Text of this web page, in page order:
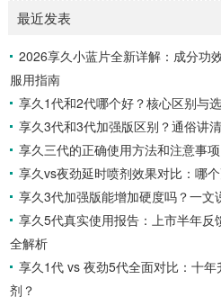
于提高性表现，并增加
足你的生理需求。女性快
最近发表
2026享久小蓝片全新详解：成分功
服用指南
享久1代和2代哪个好？核心区别与
享久3代和3代加强版区别？通俗讲
享久三代的正确使用方法和注意事项
享久vs夜劲延时喷剂效果对比：哪
享久3代加强版能增加硬度吗？一文
享久5代真实使用报告：上市半年
全解析
享久1代 vs 夜劲5代全面对比：十
剂？